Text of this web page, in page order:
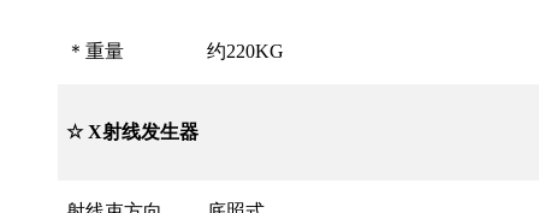
＊重量 约220KG
☆ X射线发生器